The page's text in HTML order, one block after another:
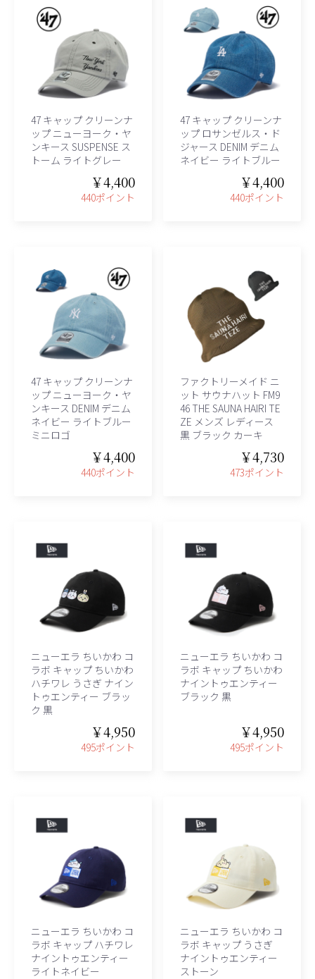
47 キャップ クリーンナ
ップ ニューヨーク・ヤ
ンキース SUSPENSE ス
トーム ライトグレー
￥4,400
440ポイント
47 キャップ クリーンナ
ップ ロサンゼルス・ド
ジャース DENIM デニム
ネイビー ライトブルー
￥4,400
440ポイント
47 キャップ クリーンナ
ップ ニューヨーク・ヤ
ンキース DENIM デニム
ネイビー ライトブルー
ミニロゴ
￥4,400
440ポイント
ファクトリーメイド ニ
ット サウナハット FM9
46 THE SAUNA HAIRI TE
ZE メンズ レディース
黒 ブラック カーキ
￥4,730
473ポイント
ニューエラ ちいかわ コ
ラボ キャップ ちいかわ
ハチワレ うさぎ ナイン
トゥエンティー ブラッ
ク 黒
￥4,950
495ポイント
ニューエラ ちいかわ コ
ラボ キャップ ちいかわ
ナイントゥエンティー
ブラック 黒
￥4,950
495ポイント
ニューエラ ちいかわ コ
ラボ キャップ ハチワレ
ナイントゥエンティー
ライトネイビー
ニューエラ ちいかわ コ
ラボ キャップ うさぎ
ナイントゥエンティー
ストーン